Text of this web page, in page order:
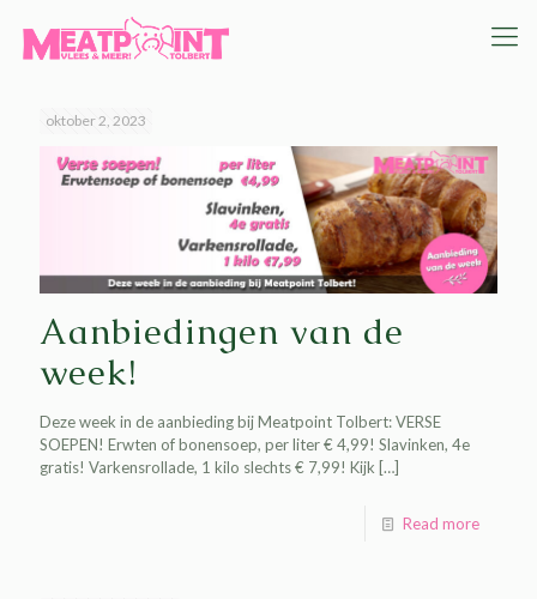
oktober 2, 2023
Aanbiedingen van de
week!
Deze week in de aanbieding bij Meatpoint Tolbert: VERSE
SOEPEN! Erwten of bonensoep, per liter € 4,99! Slavinken, 4e
gratis! Varkensrollade, 1 kilo slechts € 7,99! Kijk […]
Read more